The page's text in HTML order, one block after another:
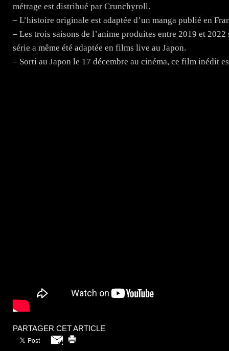
métrage est distribué par Crunchyroll.
– L’histoire originale est adaptée d’un manga publié en
– Les trois saisons de l’anime produites entre 2019 et
série a même été adaptée en films live au Japon.
– Sorti au Japon le 17 décembre au cinéma, ce film inédit
PARTAGER CET ARTICLE